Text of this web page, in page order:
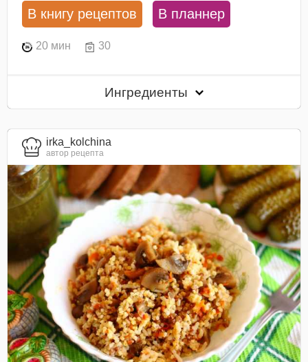
В книгу рецептов В планнер
20 мин 30
Ингредиенты
irka_kolchina
автор рецепта